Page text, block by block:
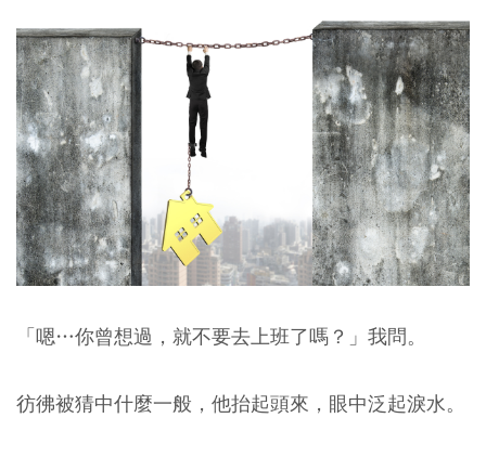
「嗯…你曾想過，就不要去上班了嗎？」我問。
彷彿被猜中什麼一般，他抬起頭來，眼中泛起淚水。